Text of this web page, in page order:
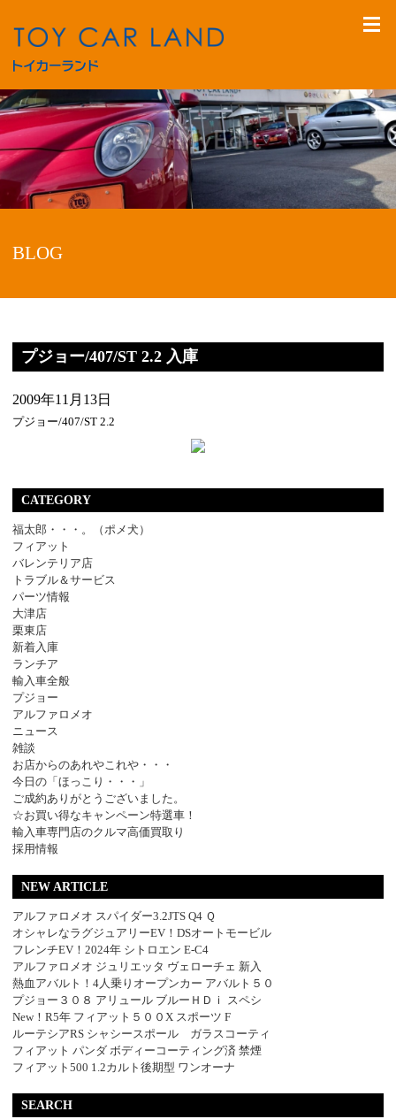
BLOG
プジョー/407/ST 2.2 入庫
2009年11月13日
プジョー/407/ST 2.2
CATEGORY
福太郎・・・。（ポメ犬）
フィアット
バレンテリア店
トラブル＆サービス
パーツ情報
大津店
栗東店
新着入庫
ランチア
輸入車全般
プジョー
アルファロメオ
ニュース
雑談
お店からのあれやこれや・・・
今日の「ほっこり・・・」
ご成約ありがとうございました。
☆お買い得なキャンペーン特選車！
輸入車専門店のクルマ高価買取り
採用情報
NEW ARTICLE
アルファロメオ スパイダー3.2JTS Q4 Ｑ
オシャレなラグジュアリーEV！DSオートモービル
フレンチEV！2024年 シトロエン E-C4
アルファロメオ ジュリエッタ ヴェローチェ 新入
熱血アバルト！4人乗りオープンカー アバルト５０
プジョー３０８ アリュール ブルーＨＤｉ スペシ
New！R5年 フィアット５００X スポーツ F
ルーテシアRS シャシースポール ガラスコーティ
フィアット パンダ ボディーコーティング済 禁煙
フィアット500 1.2カルト後期型 ワンオーナ
SEARCH